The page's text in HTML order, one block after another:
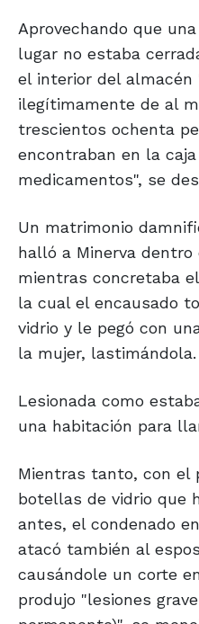
Aprovechando que
lugar no estaba
el interior del almacén
ilegítimamente de al
trescientos ochenta
encontraban en la
medicamentos", se
Un matrimonio
halló a Minerva dentro
mientras concretaba
la cual el encausado
vidrio y le pegó con
la mujer, lastimándola.
Lesionada como
una habitación para
Mientras tanto, con el
botellas de vidrio que
antes, el condenado
atacó también al
causándole un corte
produjo "lesiones